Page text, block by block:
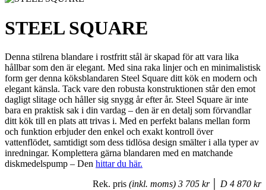
STEEL SQUARE
Denna stilrena blandare i rostfritt stål är skapad för att vara lika
hållbar som den är elegant. Med sina raka linjer och en minimalistisk
form ger denna köksblandaren Steel Square ditt kök en modern och
elegant känsla. Tack vare den robusta konstruktionen står den emot
dagligt slitage och håller sig snygg år efter år. Steel Square är inte
bara en praktisk sak i din vardag – den är en detalj som förvandlar
ditt kök till en plats att trivas i. Med en perfekt balans mellan form
och funktion erbjuder den enkel och exakt kontroll över
vattenflödet, samtidigt som dess tidlösa design smälter i alla typer av
inredningar. Komplettera gärna blandaren med en matchande
diskmedelspump – Den hittar du här.
Rek. pris (inkl. moms) 3 705 kr │ D 4 870 kr